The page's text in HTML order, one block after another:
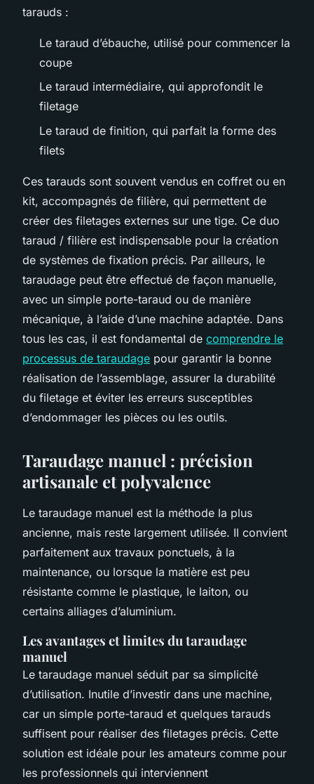
tarauds :
Le taraud d’ébauche, utilisé pour commencer la
coupe
Le taraud intermédiaire, qui approfondit le
filetage
Le taraud de finition, qui parfait la forme des
filets
Ces tarauds sont souvent vendus en coffret ou en
kit, accompagnés de filière, qui permettent de
créer des filetages externes sur une tige. Ce duo
taraud / filière est indispensable pour la création
de systèmes de fixation précis. Par ailleurs, le
taraudage peut être effectué de façon manuelle,
avec un simple porte-taraud ou de manière
mécanique, à l’aide d’une machine adaptée. Dans
tous les cas, il est fondamental de comprendre le
processus de taraudage pour garantir la bonne
réalisation de l’assemblage, assurer la durabilité
du filetage et éviter les erreurs susceptibles
d’endommager les pièces ou les outils.
Taraudage manuel : précision
artisanale et polyvalence
Le taraudage manuel est la méthode la plus
ancienne, mais reste largement utilisée. Il convient
parfaitement aux travaux ponctuels, à la
maintenance, ou lorsque la matière est peu
résistante comme le plastique, le laiton, ou
certains alliages d’aluminium.
Les avantages et limites du taraudage
manuel
Le taraudage manuel séduit par sa simplicité
d’utilisation. Inutile d’investir dans une machine,
car un simple porte-taraud et quelques tarauds
suffisent pour réaliser des filetages précis. Cette
solution est idéale pour les amateurs comme pour
les professionnels qui interviennent